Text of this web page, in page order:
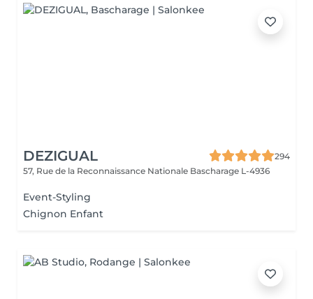
DEZIGUAL
294
57, Rue de la Reconnaissance Nationale Bascharage L-4936
Event-Styling
Chignon Enfant